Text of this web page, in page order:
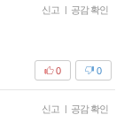
신고 | 공감 확인
0
0
신고 | 공감 확인